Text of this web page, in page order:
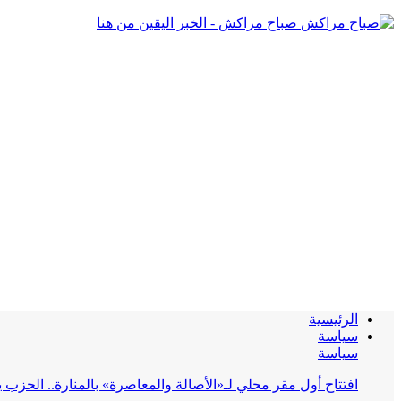
صباح مراكش - الخبر اليقين من هنا
الرئيسية
سياسة
سياسة
افتتاح أول مقر محلي لـ«الأصالة والمعاصرة» بالمنارة..